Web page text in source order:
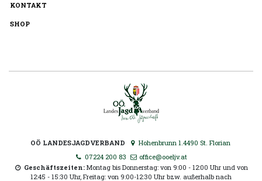
KONTAKT
SHOP
OÖ LANDESJAGDVERBAND
Hohenbrunn 1.4490 St. Florian
07224 200 83
office@ooeljv.at
Geschäftszeiten: Montag bis Donnerstag: von 9:00 - 12:00 Uhr und von
12:45 - 15:30 Uhr, Freitag: von 9:00-12:30 Uhr bzw. außerhalb nach